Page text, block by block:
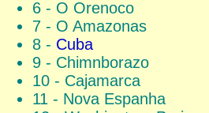
6 - O Orenoco
7 - O Amazonas
8 - Cuba
9 - Chimnborazo
10 - Cajamarca
11 - Nova Espanha